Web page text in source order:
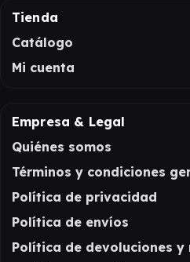
Tienda
Catálogo
Mi cuenta
Empresa & Legal
Quiénes somos
Términos y condiciones
Política de privacidad
Política de envíos
Política de devoluciones y